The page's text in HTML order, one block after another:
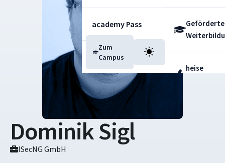
Geförderte
heise
academy Pass
Blog
Zum
Campus
Dominik Sigl
ISecNG GmbH